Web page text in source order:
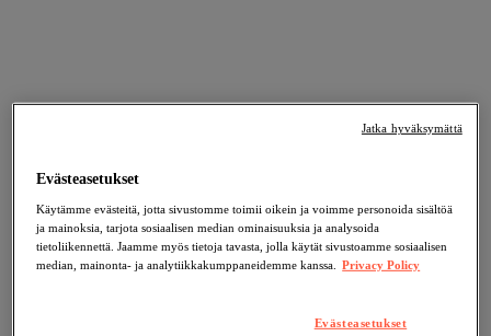
Evästeasetukset
Käytämme evästeitä, jotta sivustomme toimii oikein ja voimme personoida sisältöä
ja mainoksia, tarjota sosiaalisen median ominaisuuksia ja analysoida
tietoliikennettä. Jaamme myös tietoja tavasta, jolla käytät sivustoamme sosiaalisen
median, mainonta- ja analytiikkakumppaneidemme kanssa.
Privacy Policy
Evästeasetukset
Jatka hyväksymättä